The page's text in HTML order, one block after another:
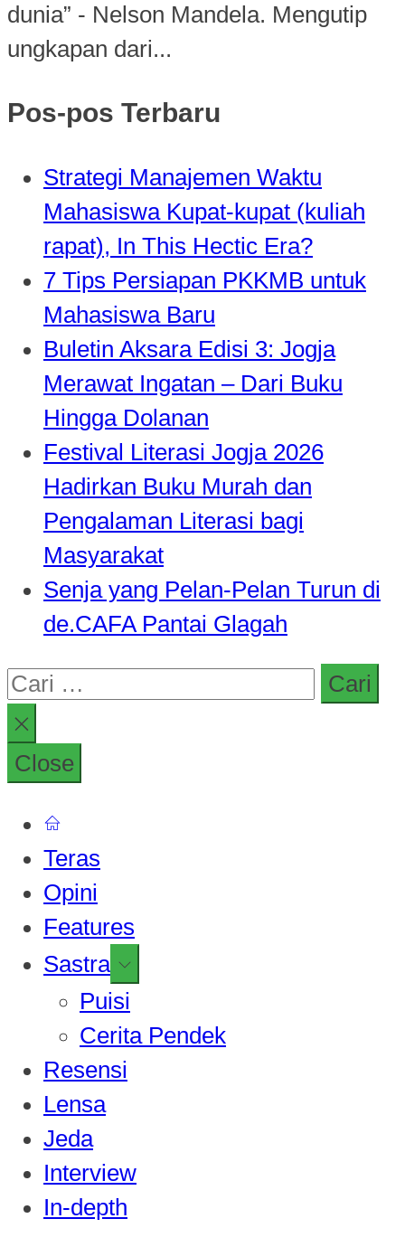
dunia” - Nelson Mandela. Mengutip
ungkapan dari...
Pos-pos Terbaru
Strategi Manajemen Waktu
Mahasiswa Kupat-kupat (kuliah
rapat), In This Hectic Era?
7 Tips Persiapan PKKMB untuk
Mahasiswa Baru
Buletin Aksara Edisi 3: Jogja
Merawat Ingatan – Dari Buku
Hingga Dolanan
Festival Literasi Jogja 2026
Hadirkan Buku Murah dan
Pengalaman Literasi bagi
Masyarakat
Senja yang Pelan-Pelan Turun di
de.CAFA Pantai Glagah
Cari
untuk:
Close
Teras
Opini
Features
Sastra Show
sub
menu
Puisi
Cerita Pendek
Resensi
Lensa
Jeda
Interview
In-depth